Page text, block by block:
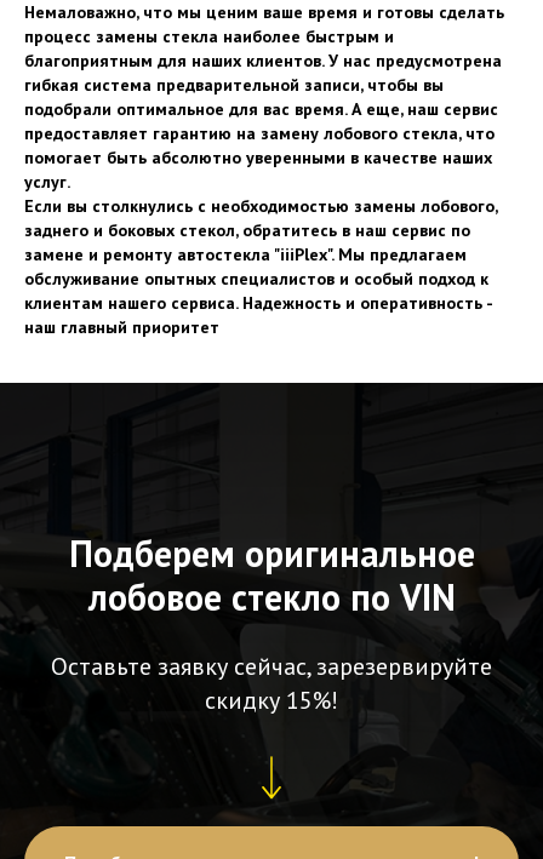
Немаловажно, что мы ценим ваше время и готовы сделать
процесс замены стекла наиболее быстрым и
благоприятным для наших клиентов. У нас предусмотрена
гибкая система предварительной записи, чтобы вы
подобрали оптимальное для вас время. А еще, наш сервис
предоставляет гарантию на замену лобового стекла, что
помогает быть абсолютно уверенными в качестве наших
услуг.
Если вы столкнулись с необходимостью замены лобового,
заднего и боковых стекол, обратитесь в наш сервис по
замене и ремонту автостекла "iiiPlex". Мы предлагаем
обслуживание опытных специалистов и особый подход к
клиентам нашего сервиса. Надежность и оперативность -
наш главный приоритет
Подберем оригинальное
лобовое стекло по VIN
Оставьте заявку сейчас, зарезервируйте
скидку 15%!